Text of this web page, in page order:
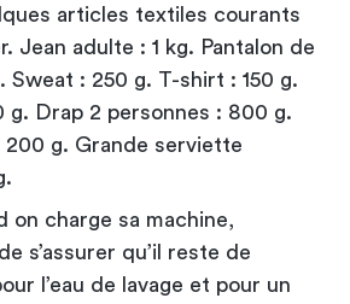
articles textiles courants
Jean adulte : 1 kg. Pantalon de
Sweat : 250 g. T-shirt : 150 g.
g. Drap 2 personnes : 800 g.
200 g. Grande serviette
on charge sa machine,
s’assurer qu’il reste de
l’eau de lavage et pour un